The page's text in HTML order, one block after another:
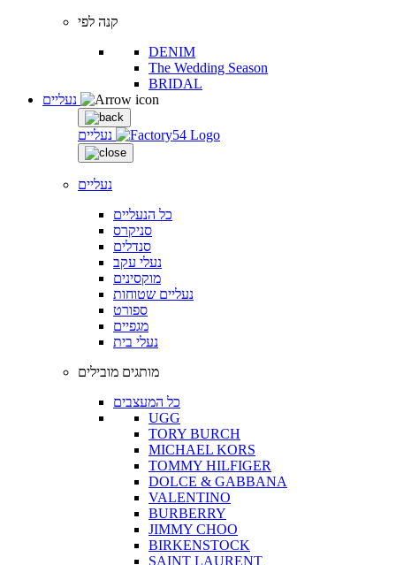
קנה לפי
DENIM
The Wedding Season
BRIDAL
נעליים
נעליים
כל הנעליים
סניקרס
סנדלים
נעלי עקב
מוקסינים
נעליים שטוחות
ספורט
מגפיים
נעלי בית
מותגים מובילים
כל המעצבים
UGG
TORY BURCH
MICHAEL KORS
TOMMY HILFIGER
DOLCE & GABBANA
VALENTINO
BURBERRY
JIMMY CHOO
BIRKENSTOCK
SAINT LAURENT